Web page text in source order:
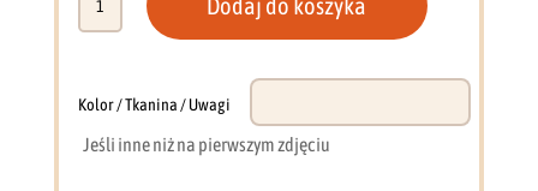
szeroki
dąb
Kolor / Tkanina / Uwagi
Jeśli inne niż na pierwszym zdjęciu